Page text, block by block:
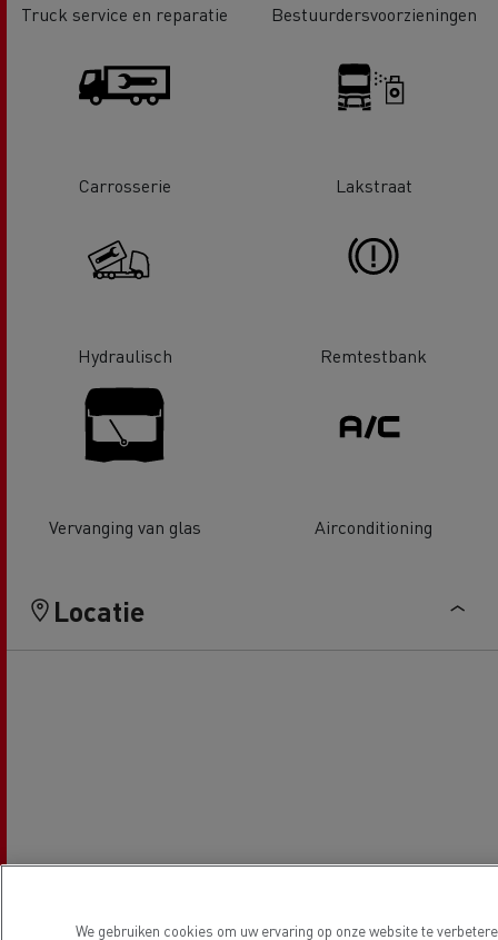
Truck service en reparatie Bestuurdersvoorzieningen
Carrosserie Lakstraat
Hydraulisch Remtestbank
Vervanging van glas Airconditioning
Locatie
We gebruiken cookies om uw ervaring op onze website te